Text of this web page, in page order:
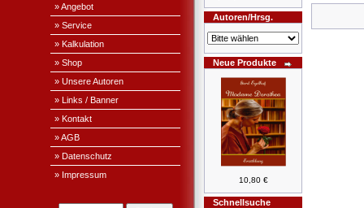
» Angebot
» Service
» Kalkulation
» Shop
» Unsere Autoren
» Links / Banner
» Kontakt
» AGB
» Datenschutz
» Impressum
Autoren/Hrsg.
Neue Produkte
10,80 €
Schnellsuche